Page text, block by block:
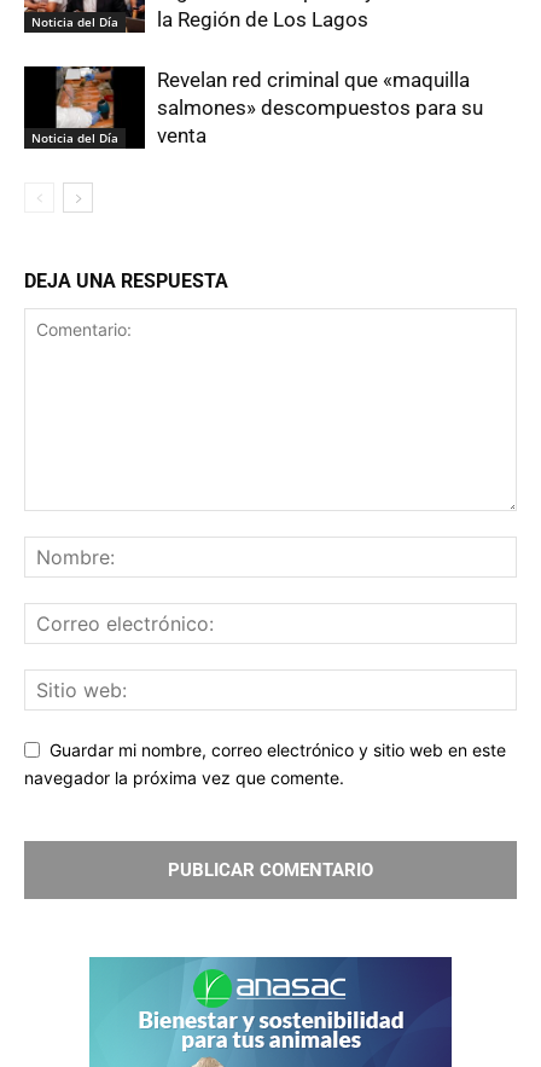
Noticia del Día
la Región de Los Lagos
Noticia del Día
Revelan red criminal que «maquilla
salmones» descompuestos para su
venta
DEJA UNA RESPUESTA
Guardar mi nombre, correo electrónico y sitio web en este
navegador la próxima vez que comente.